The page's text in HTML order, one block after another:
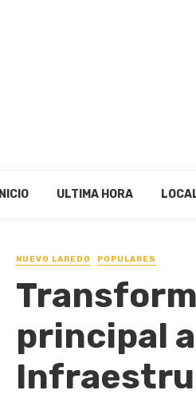
INICIO ULTIMA HORA
NUEVO LAREDO POPULARES
principal